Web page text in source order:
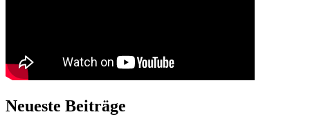
Neueste Beiträge